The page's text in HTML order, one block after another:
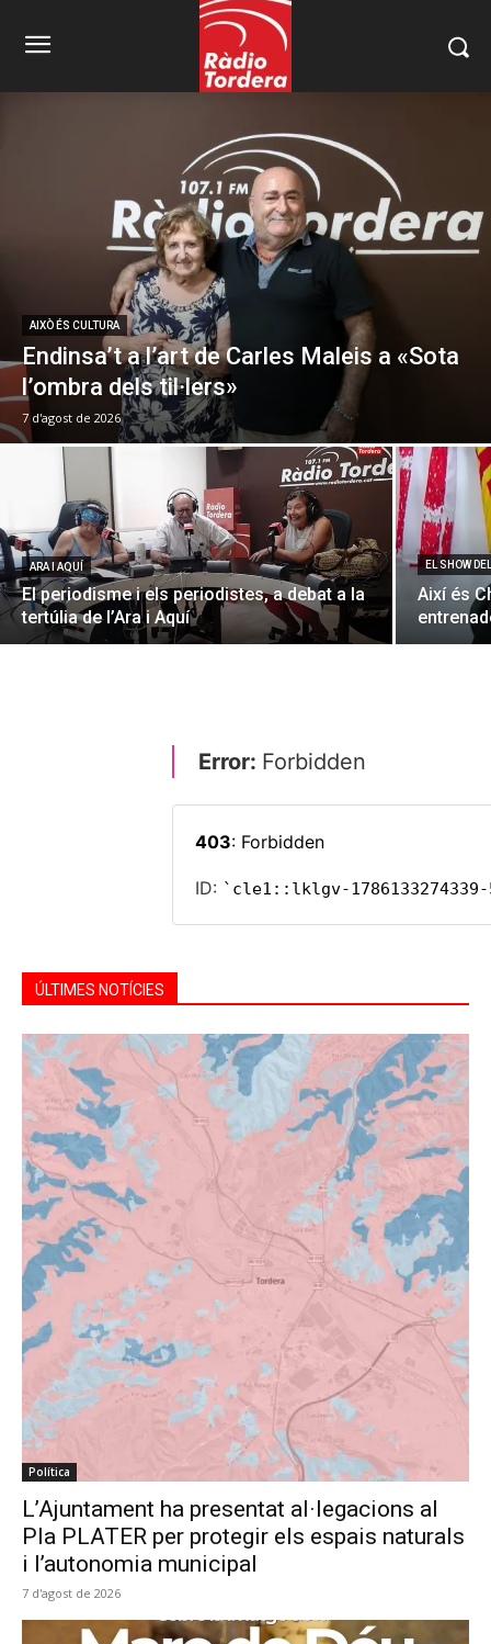
AIXÒ ÉS CULTURA
Endinsa’t a l’art de Carles Maleis a «Sota
l’ombra dels til·lers»
7 d'agost de 2026
ARA I AQUÍ
El periodisme i els periodistes, a debat a la
tertúlia de l’Ara i Aquí
EL SHOW
Així és
ÚLTIMES NOTÍCIES
Política
L’Ajuntament ha presentat al·legacions al
Pla PLATER per protegir els espais naturals
i l’autonomia municipal
7 d'agost de 2026